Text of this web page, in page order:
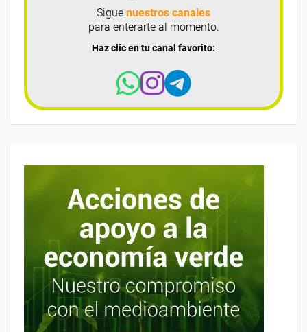
Sigue nuestros canales
para enterarte al momento.
Haz clic en tu canal favorito: